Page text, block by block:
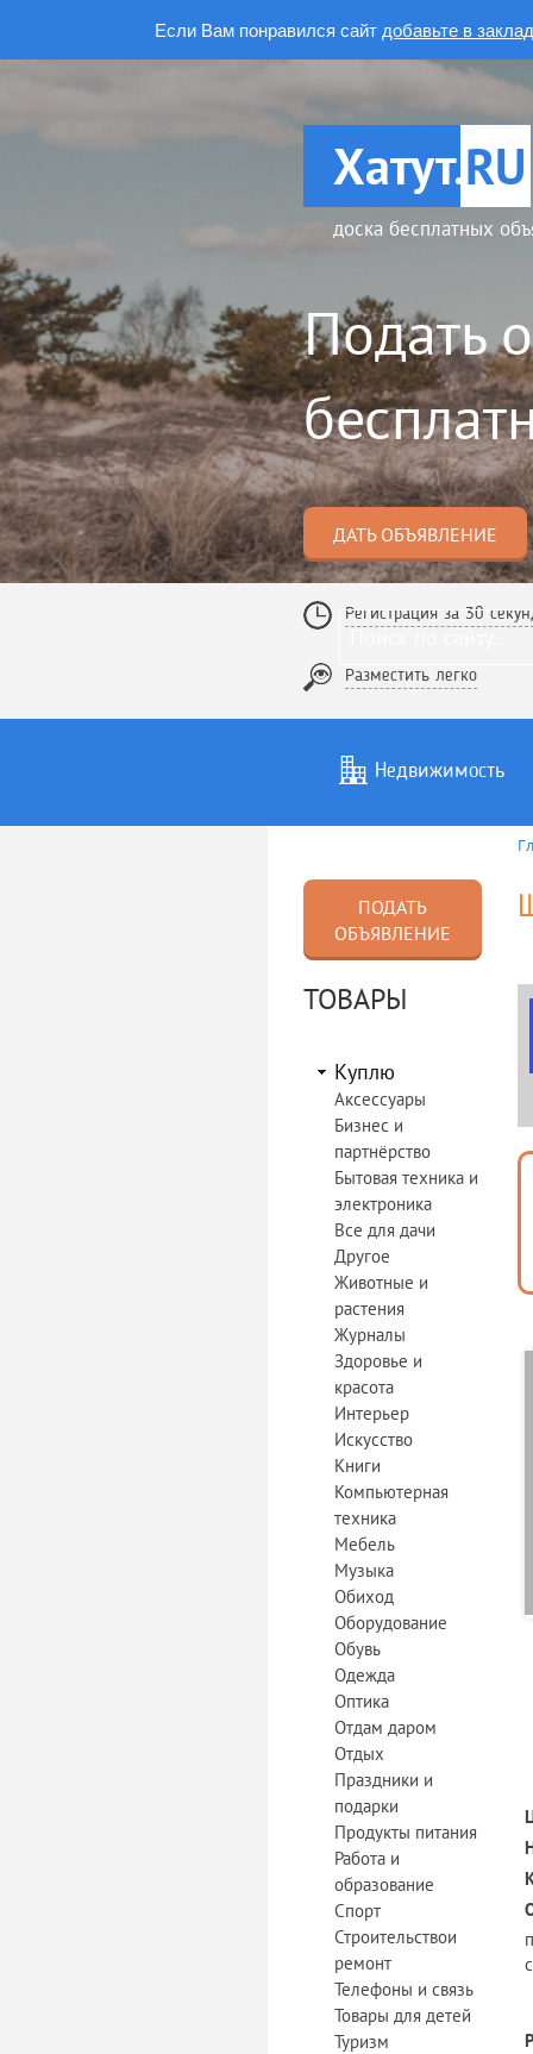
Если Вам понравился сайт добавьте в
Хатут.RU
доска бесплатных
Подать
ДАТЬ ОБЪЯВЛЕНИЕ
Регистрация за 30
Разместить легко
Недвижимость
Услуги
ПОДАТЬ
ОБЪЯВЛЕНИЕ
ТОВАРЫ
Куплю
Аксессуары
Бизнес и
партнёрство
Бытовая техника и
электроника
Все для дачи
Другое
Животные и
растения
Журналы
Здоровье и
красота
Интерьер
Искусство
Книги
Компьютерная
техника
Мебель
Музыка
Обиход
Оборудование
Обувь
Одежда
Оптика
Отдам даром
Отдых
Праздники и
подарки
Продукты питания
Работа и
образование
Спорт
Строительствои
ремонт
Телефоны и связь
Товары для детей
Туризм